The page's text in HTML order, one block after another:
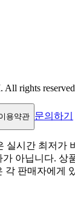
rights
용약관 문의하기
실시간 최저가
아닙니다. 상
각 판매자에게